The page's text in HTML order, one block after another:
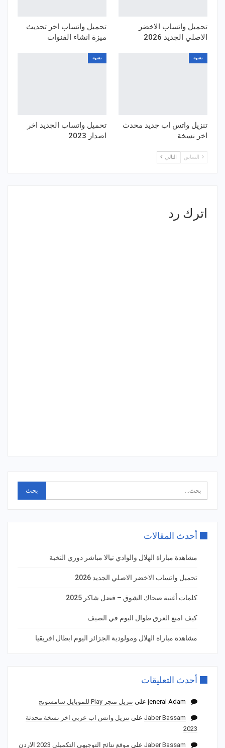
تحميل واتساب الاخضر
الاصلي الجديد 2026
تحميل واتساب اخر تحديث
ميزة انشاء القنوات
تقنية
تنزيل واتس اب جديد محدث
اخر نسخة
تقنية
تحميل واتساب الجديد اخر
اصدار 2023
السابق التالي
اترك رد
أحدث المقالات
مشاهدة مباراة الهلال والوادي نيالا مباشر دوري النخبة
تحميل واتساب الاخضر الاصلي الجديد 2026
كلمات أغنية صحاك الشوق – فضل شاكر 2025
كيف امنع العرق طوال اليوم في الصيف
مشاهدة مباراة الهلال ومولودية الجزائر اليوم ابطال افريقيا
أحدث التعليقات
jeneral Adam على تنزيل متجر Play للموبايل سامسونج
Jaber Bassam على تنزيل واتس اب عربي اخر نسخة محدثة
2023
Jaber Bassam على موقع نتائج التوجيهي التكميلي 2023 الاردن